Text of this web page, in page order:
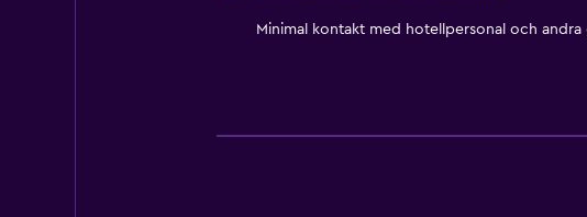
Minimal kontakt med hotellpersonal och andra